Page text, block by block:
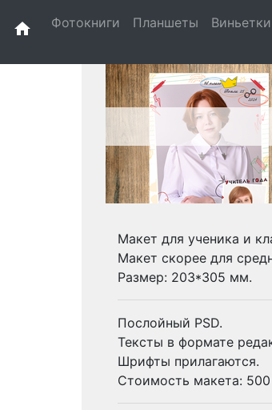
home Фотокниги Планшеты Виньетки
Макет для ученика и
Макет скорее для
Размер: 203*305 мм.
Послойный PSD.
Тексты в формате
Шрифты прилагаются.
Стоимость макета: 500